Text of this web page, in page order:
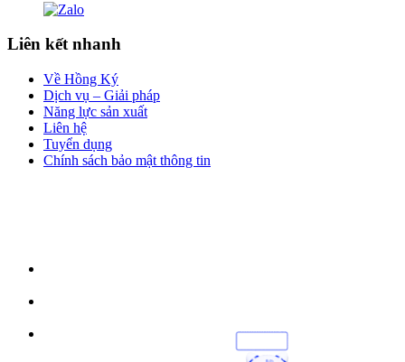
Liên kết nhanh
Về Hồng Ký
Dịch vụ – Giải pháp
Năng lực sản xuất
Liên hệ
Tuyển dụng
Chính sách bảo mật thông tin